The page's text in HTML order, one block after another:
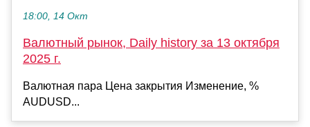
18:00, 14 Окт
Валютный рынок, Daily history за 13 октября
2025 г.
Валютная пара Цена закрытия Изменение, %
AUDUSD...